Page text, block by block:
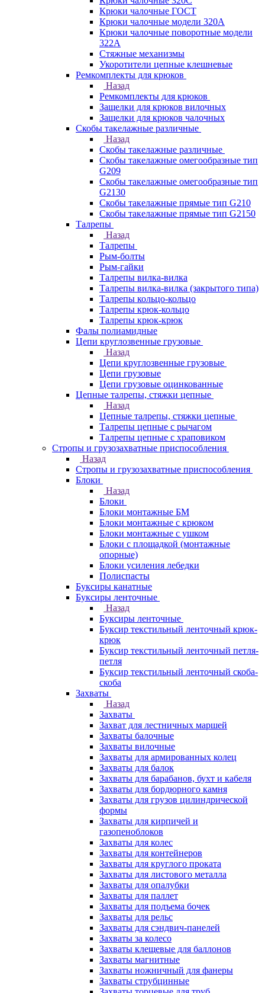
Крюки чалочные ГОСТ
Крюки чалочные модели 320А
Крюки чалочные поворотные модели
322А
Стяжные механизмы
Укоротители цепные клешневые
Ремкомплекты для крюков
Назад
Ремкомплекты для крюков
Защелки для крюков вилочных
Защелки для крюков чалочных
Скобы такелажные различные
Назад
Скобы такелажные различные
Скобы такелажные омегообразные тип
G209
Скобы такелажные омегообразные тип
G2130
Скобы такелажные прямые тип G210
Скобы такелажные прямые тип G2150
Талрепы
Назад
Талрепы
Рым-болты
Рым-гайки
Талрепы вилка-вилка
Талрепы вилка-вилка (закрытого типа)
Талрепы кольцо-кольцо
Талрепы крюк-кольцо
Талрепы крюк-крюк
Фалы полиамидные
Цепи круглозвенные грузовые
Назад
Цепи круглозвенные грузовые
Цепи грузовые
Цепи грузовые оцинкованные
Цепные талрепы, стяжки цепные
Назад
Цепные талрепы, стяжки цепные
Талрепы цепные с рычагом
Талрепы цепные с храповиком
Стропы и грузозахватные приспособления
Назад
Стропы и грузозахватные приспособления
Блоки
Назад
Блоки
Блоки монтажные БМ
Блоки монтажные с крюком
Блоки монтажные с ушком
Блоки с площадкой (монтажные
опорные)
Блоки усиления лебедки
Полиспасты
Буксиры канатные
Буксиры ленточные
Назад
Буксиры ленточные
Буксир текстильный ленточный крюк-
крюк
Буксир текстильный ленточный петля-
петля
Буксир текстильный ленточный скоба-
скоба
Захваты
Назад
Захваты
Захват для лестничных маршей
Захваты балочные
Захваты вилочные
Захваты для армированных колец
Захваты для балок
Захваты для барабанов, бухт и кабеля
Захваты для бордюрного камня
Захваты для грузов цилиндрической
формы
Захваты для кирпичей и
газопеноблоков
Захваты для колес
Захваты для контейнеров
Захваты для круглого проката
Захваты для листового металла
Захваты для опалубки
Захваты для паллет
Захваты для подъема бочек
Захваты для рельс
Захваты для сэндвич-панелей
Захваты за колесо
Захваты клещевые для баллонов
Захваты магнитные
Захваты ножничный для фанеры
Захваты струбцинные